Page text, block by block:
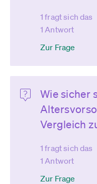
1 fragt sich das
1 Antwort
Zur Frage
Wie sicher
Vergleich
1 fragt sich das
1 Antwort
Zur Frage